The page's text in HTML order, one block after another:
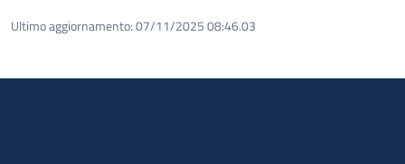
Ultimo aggiornamento:07/11/2025 08:46.03